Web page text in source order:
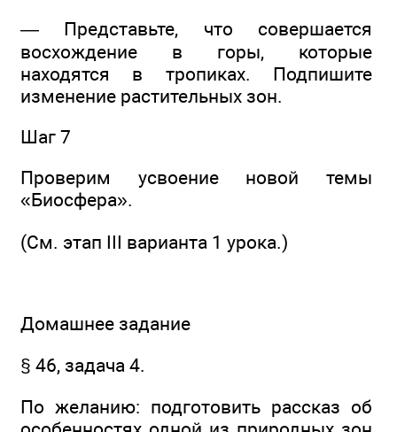
— Представьте, что совершается
восхождение в горы, которые
находятся в тропиках. Подпишите
изменение растительных зон.
Шаг 7
Проверим усвоение новой темы
«Биосфера».
(См. этап III варианта 1 урока.)
Домашнее задание
§ 46, задача 4.
По желанию: подготовить рассказ об